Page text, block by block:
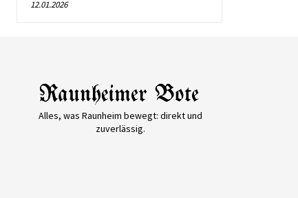
12.01.2026
Alles, was Raunheim bewegt: direkt und
zuverlässig.